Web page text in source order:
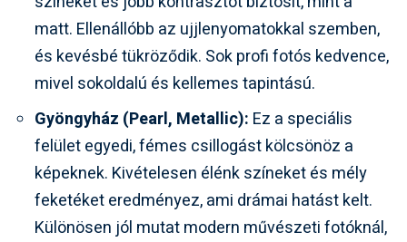
matt. Ellenállóbb az ujjlenyomatokkal szemben,
és kevésbé tükröződik. Sok profi fotós kedvence,
mivel sokoldalú és kellemes tapintású.
Gyöngyház (Pearl, Metallic): Ez a speciális
felület egyedi, fémes csillogást kölcsönöz a
képeknek. Kivételesen élénk színeket és mély
feketéket eredményez, ami drámai hatást kelt.
Különösen jól mutat modern művészeti fotóknál,